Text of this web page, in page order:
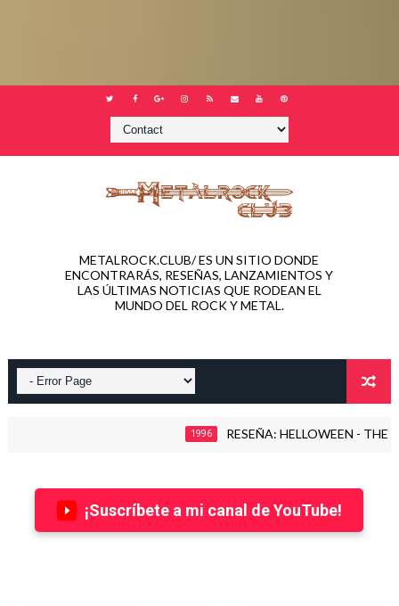
METALROCK.CLUB/ ES UN SITIO DONDE
ENCONTRARÁS, RESEÑAS, LANZAMIENTOS Y
LAS ÚLTIMAS NOTICIAS QUE RODEAN EL
MUNDO DEL ROCK Y METAL.
RESEÑA: HELLOWEEN - THE TIME OF
¡Suscríbete a mi canal de YouTube!